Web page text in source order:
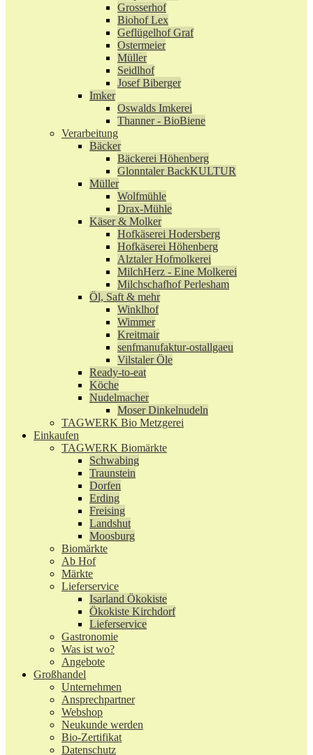
Grosserhof
Biohof Lex
Geflügelhof Graf
Ostermeier
Müller
Seidlhof
Josef Biberger
Imker
Oswalds Imkerei
Thanner - BioBiene
Verarbeitung
Bäcker
Bäckerei Höhenberg
Glonntaler BackKULTUR
Müller
Wolfmühle
Drax-Mühle
Käser & Molker
Hofkäserei Hodersberg
Hofkäserei Höhenberg
Alztaler Hofmolkerei
MilchHerz - Eine Molkerei
Milchschafhof Perlesham
Öl, Saft & mehr
Winklhof
Wimmer
Kreitmair
senfmanufaktur-ostallgaeu
Vilstaler Öle
Ready-to-eat
Köche
Nudelmacher
Moser Dinkelnudeln
TAGWERK Bio Metzgerei
Einkaufen
TAGWERK Biomärkte
Schwabing
Traunstein
Dorfen
Erding
Freising
Landshut
Moosburg
Biomärkte
Ab Hof
Märkte
Lieferservice
Isarland Ökokiste
Ökokiste Kirchdorf
Lieferservice
Gastronomie
Was ist wo?
Angebote
Großhandel
Unternehmen
Ansprechpartner
Webshop
Neukunde werden
Bio-Zertifikat
Datenschutz